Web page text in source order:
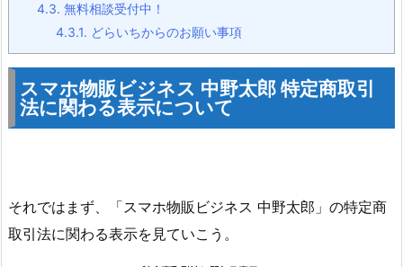
4.3. 無料相談受付中！
4.3.1. どらいちからのお願い事項
スマホ物販ビジネス 中野太郎 特定商取引
法に関わる表示について
それではまず、「スマホ物販ビジネス 中野太郎」の特定商
取引法に関わる表示を見ていこう。